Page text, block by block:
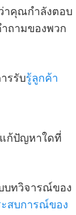
าคุณกําลังตอบ
ถามของพวก
รรับรู้ลูกค้า
ก้ปัญหาใดที่
บทวิจารณ์ของ
สบการณ์ของ